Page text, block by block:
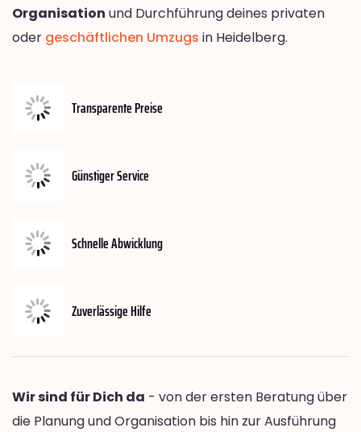
Organisation und Durchführung deines privaten
oder geschäftlichen Umzugs in Heidelberg.
Transparente Preise
Günstiger Service
Schnelle Abwicklung
Zuverlässige Hilfe
Wir sind für Dich da - von der ersten Beratung über
die Planung und Organisation bis hin zur Ausführung